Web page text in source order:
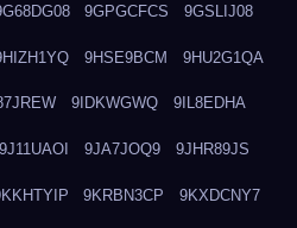
9GPGCFCS 9GSLIJ08
9HSE9BCM 9HU2G1QA
9IDKWGWQ 9IL8EDHA
9J11UAOI 9JA7JOQ9 9JHR89JS
9KRBN3CP 9KXDCNY7